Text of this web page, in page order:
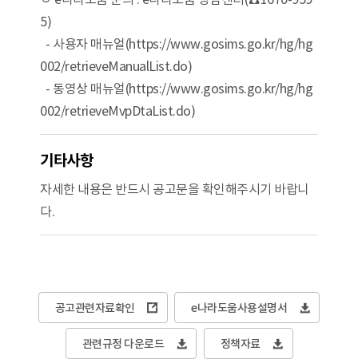
5)
- 사용자 매뉴얼(https://www.gosims.go.kr/hg/hg
002/retrieveManualList.do)
- 동영상 매뉴얼(https://www.gosims.go.kr/hg/hg
002/retrieveMvpDtaList.do)
기타사항
자세한 내용은 반드시 공고문을 확인해주시기 바랍니
다.
공고관련자료확인 e나라도움사용설명서
관련규정 다운로드 정책자료